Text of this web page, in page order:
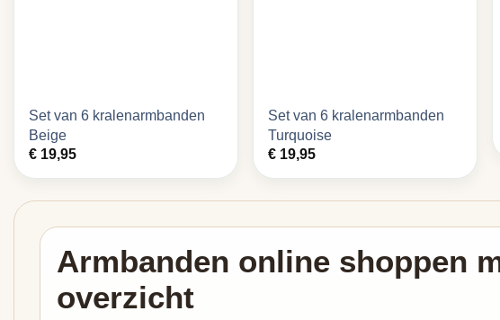
Set van 6 kralenarmbanden
Beige
€ 19,95
Set van 6 kralenarmbanden
Turquoise
€ 19,95
Armbanden online shoppen
overzicht